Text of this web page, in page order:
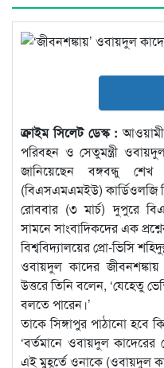
ক্রাইম সিলেট ডেস্ক :
পরিবহন ও সেতুমন্ত্রী
জানিয়েছেন বঙ্গবন্ধু শেখ
(বিএসএমএমইউ) কার্ডিওলজি
রোববার (৩ মার্চ) দুপুরে
সামনে সাংবাদিকদের এক
বিশ্ববিদ্যালয়ের প্রো-ভিসি
ওবায়দুল কাদের
উত্তরে তিনি বলেন, ‘যেহেতু
বলতে পারেন।’
তাকে সিঙ্গাপুর পাঠানো হবে
‘বর্তমানে ওবায়দুল
এই মুহূর্তে ওনাকে (ওবায়দুল